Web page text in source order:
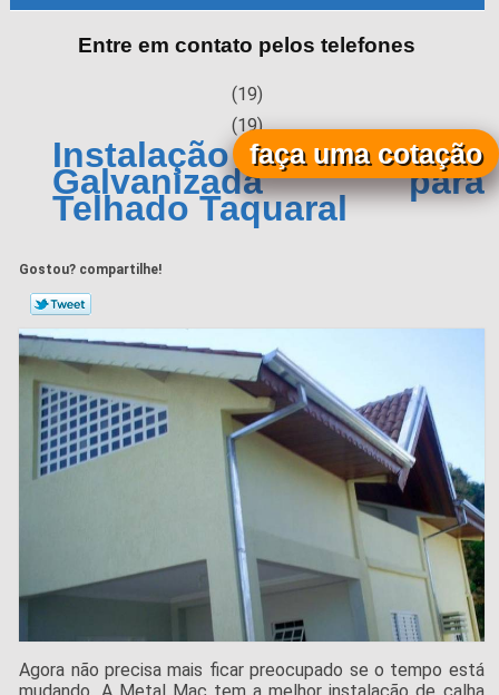
Entre em contato pelos telefones
(19)
(19)
Instalação de Calha
Galvanizada para
Telhado Taquaral
Gostou? compartilhe!
Agora não precisa mais ficar preocupado se o tempo está
faça uma cotação